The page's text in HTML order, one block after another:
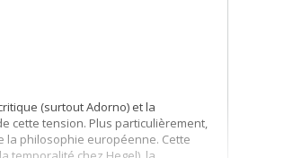
(surtout Adorno) et la
cette tension. Plus particulièrement,
la philosophie européenne. Cette